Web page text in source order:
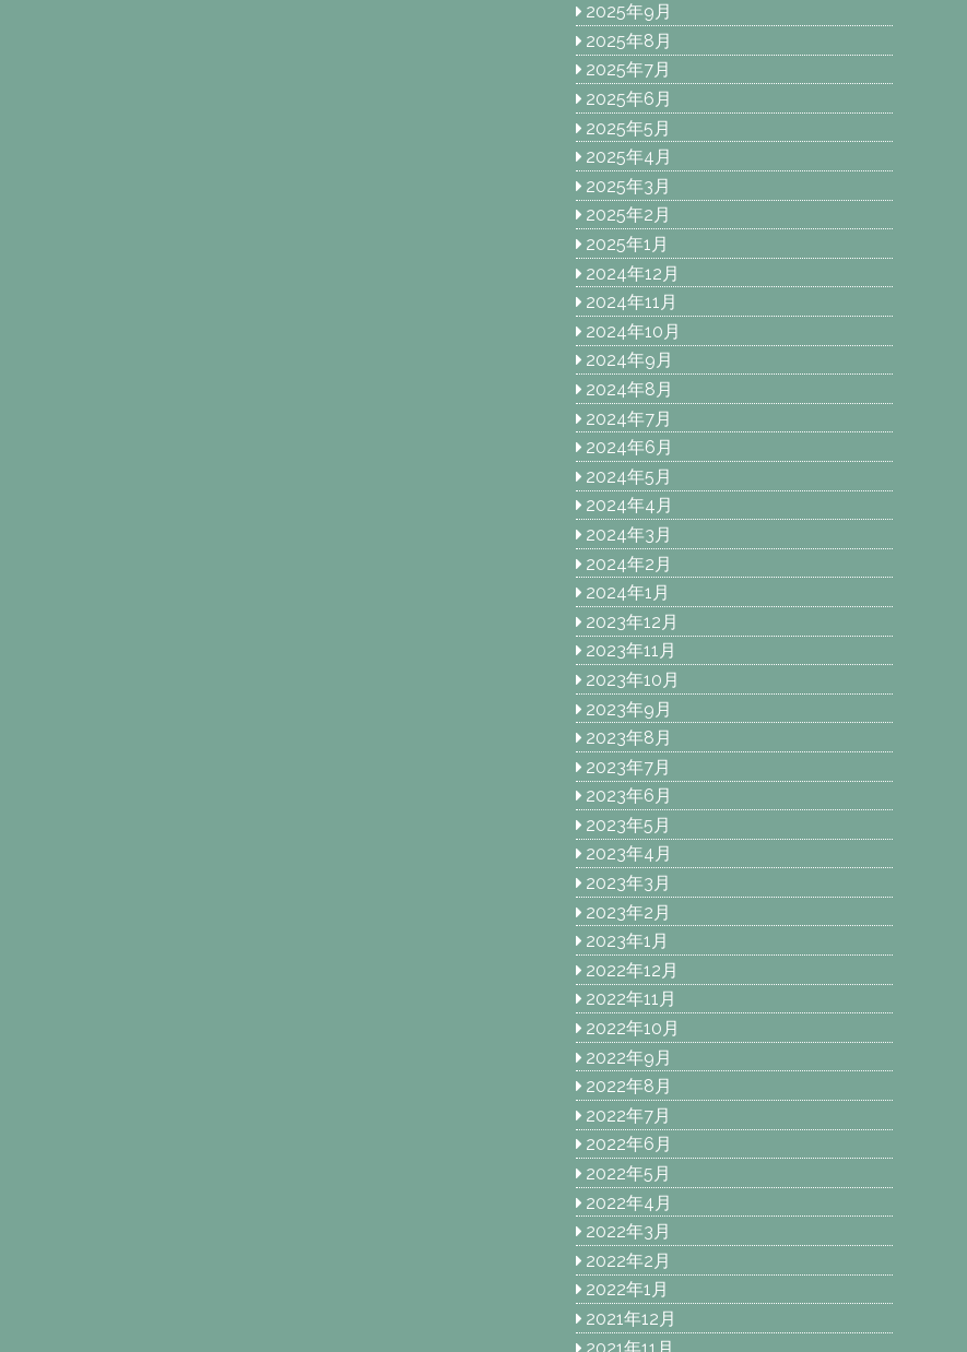
2025年9月
2025年8月
2025年7月
2025年6月
2025年5月
2025年4月
2025年3月
2025年2月
2025年1月
2024年12月
2024年11月
2024年10月
2024年9月
2024年8月
2024年7月
2024年6月
2024年5月
2024年4月
2024年3月
2024年2月
2024年1月
2023年12月
2023年11月
2023年10月
2023年9月
2023年8月
2023年7月
2023年6月
2023年5月
2023年4月
2023年3月
2023年2月
2023年1月
2022年12月
2022年11月
2022年10月
2022年9月
2022年8月
2022年7月
2022年6月
2022年5月
2022年4月
2022年3月
2022年2月
2022年1月
2021年12月
2021年11月